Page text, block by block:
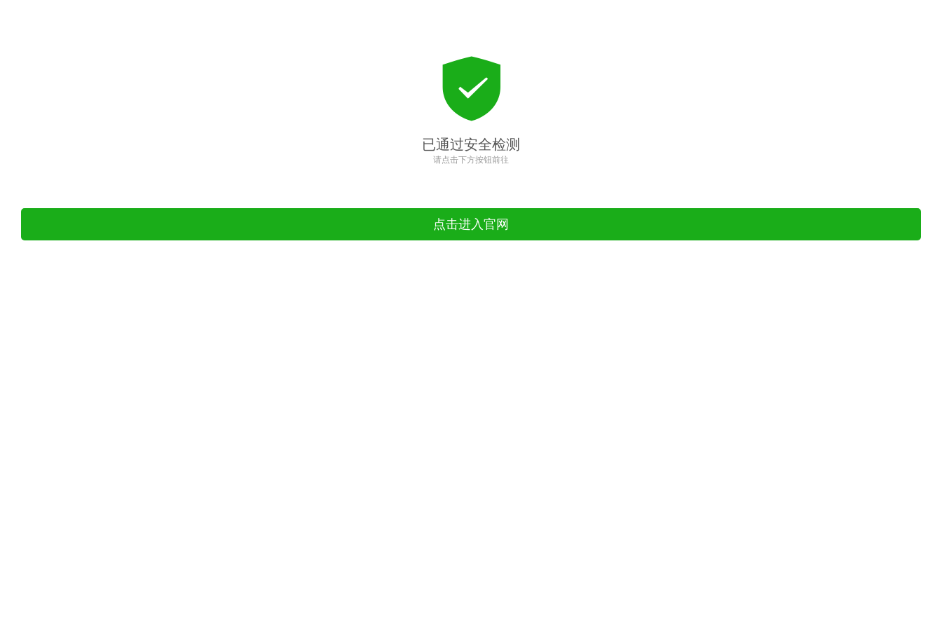
已通过安全检测
请点击下方按钮前往
点击进入官网